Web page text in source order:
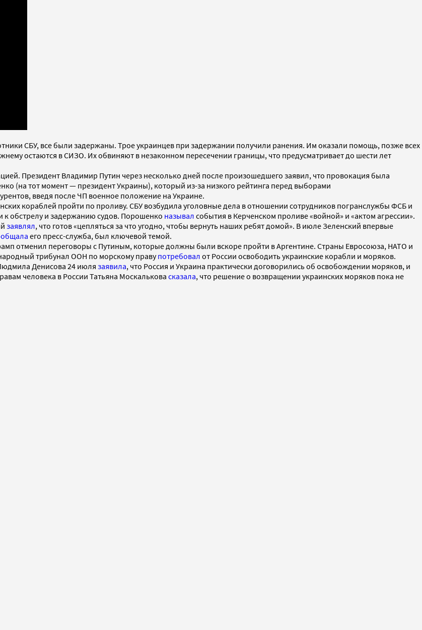
СБУ, все были задержаны. Трое украинцев при задержании получили ранения. Им оказали помощь, позже всех
остаются в СИЗО. Их обвиняют в незаконном пересечении границы, что предусматривает до шести лет
Президент Владимир Путин через несколько дней после произошедшего заявил, что провокация была
(на тот момент — президент Украины), который из-за низкого рейтинга перед выборами
введя после ЧП военное положение на Украине.
кораблей пройти по проливу. СБУ возбудила уголовные дела в отношении сотрудников погранслужбы ФСБ и
к обстрелу и задержанию судов. Порошенко называл события в Керченском проливе «войной» и «актом агрессии».
заявлял, что готов «цепляться за что угодно, чтобы вернуть наших ребят домой». В июле Зеленский впервые
его пресс-служба, был ключевой темой.
отменил переговоры с Путиным, которые должны были вскоре пройти в Аргентине. Страны Евросоюза, НАТО и
трибунал ООН по морскому правупотребовал от России освободить украинские корабли и моряков.
Денисова 24 июля заявила, что Россия и Украина практически договорились об освобождении моряков, и
человека в России Татьяна Москалькова сказала, что решение о возвращении украинских моряков пока не